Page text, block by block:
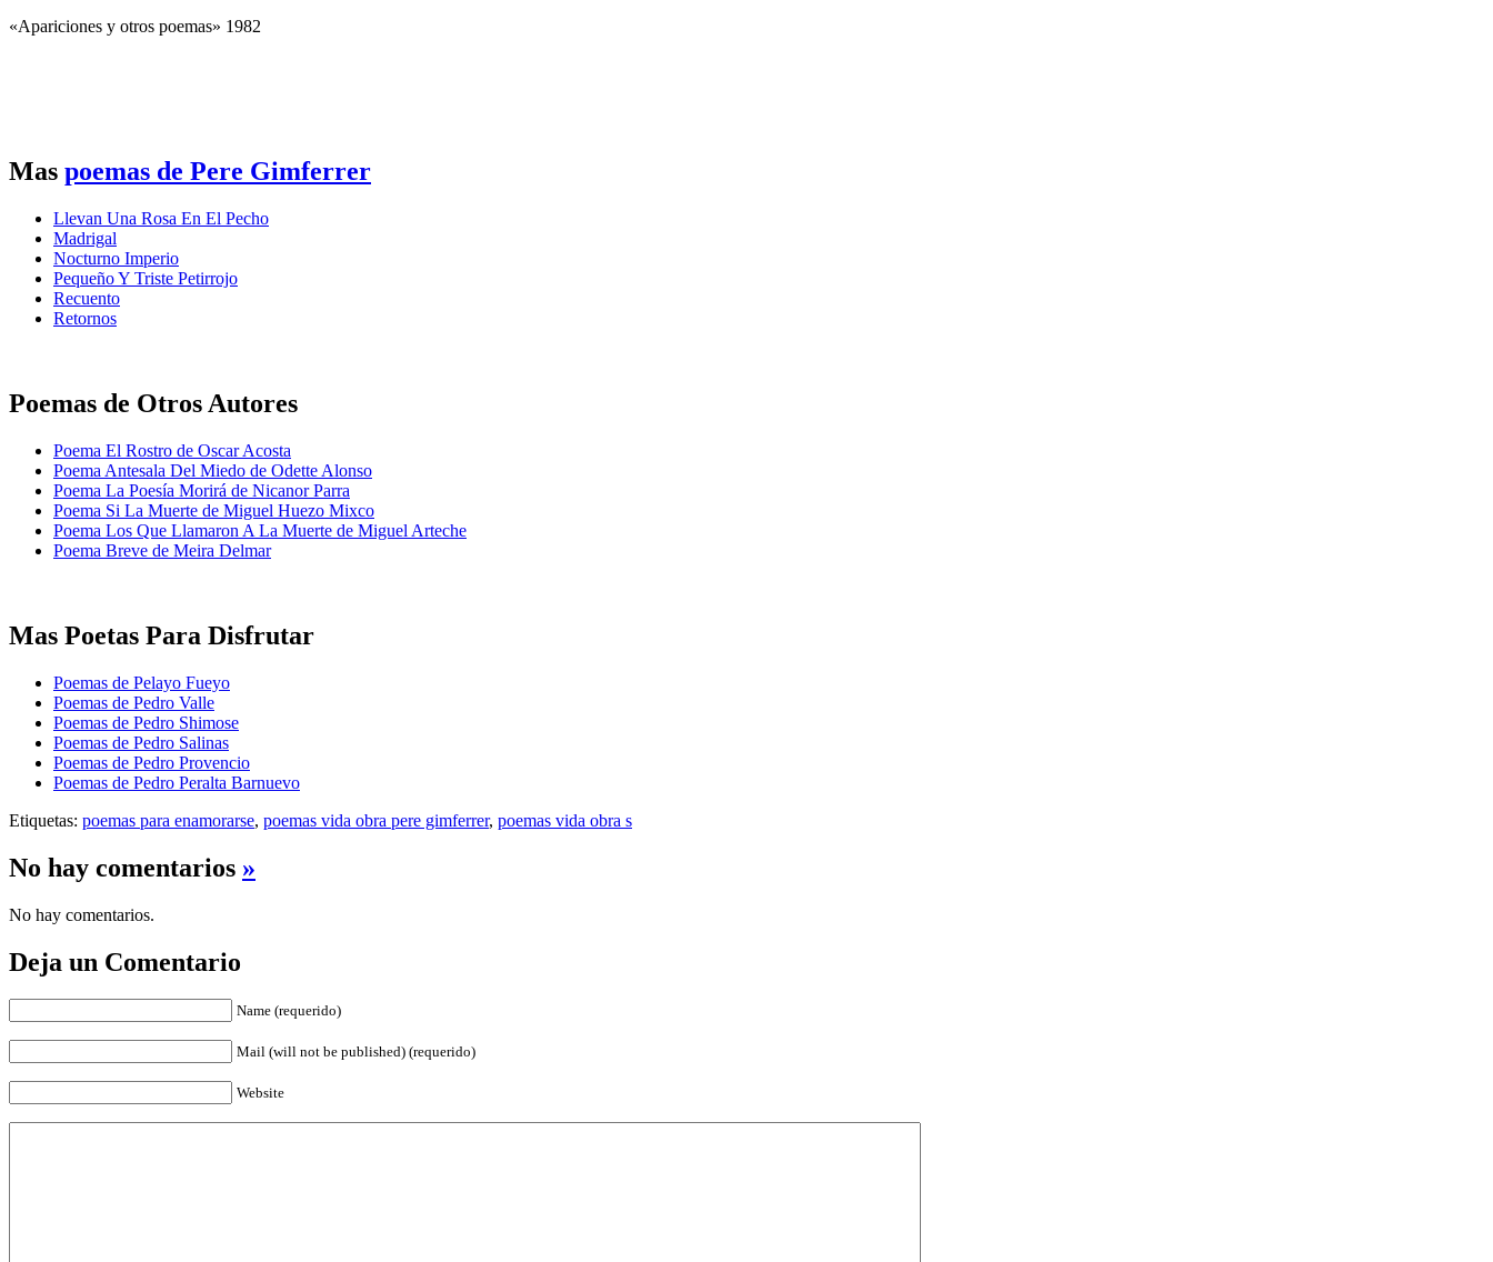
«Apariciones y otros poemas» 1982
Mas poemas de Pere Gimferrer
Llevan Una Rosa En El Pecho
Madrigal
Nocturno Imperio
Pequeño Y Triste Petirrojo
Recuento
Retornos
Poemas de Otros Autores
Poema El Rostro de Oscar Acosta
Poema Antesala Del Miedo de Odette Alonso
Poema La Poesía Morirá de Nicanor Parra
Poema Si La Muerte de Miguel Huezo Mixco
Poema Los Que Llamaron A La Muerte de Miguel Arteche
Poema Breve de Meira Delmar
Mas Poetas Para Disfrutar
Poemas de Pelayo Fueyo
Poemas de Pedro Valle
Poemas de Pedro Shimose
Poemas de Pedro Salinas
Poemas de Pedro Provencio
Poemas de Pedro Peralta Barnuevo
Etiquetas: poemas para enamorarse, poemas vida obra pere gimferrer, poemas vida obra s
No hay comentarios »
No hay comentarios.
Deja un Comentario
Name (requerido)
Mail (will not be published) (requerido)
Website